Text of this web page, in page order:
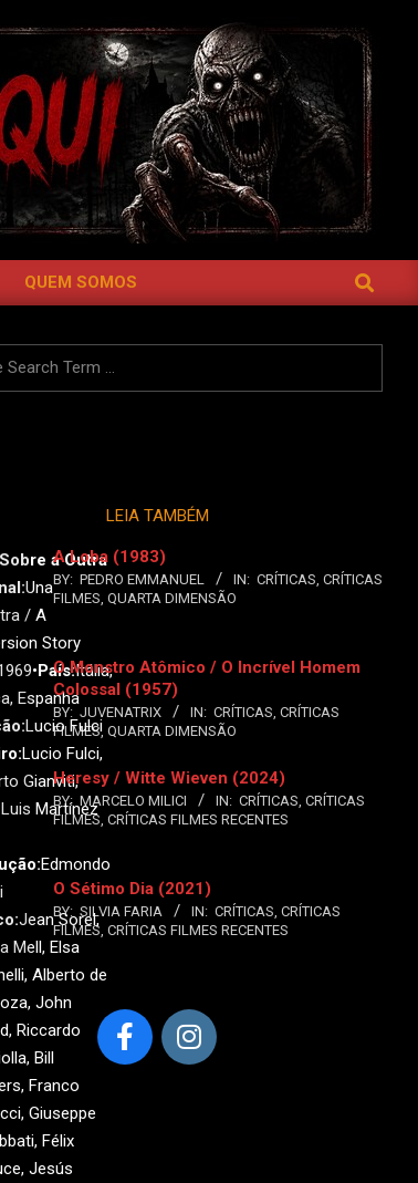
QUEM SOMOS SEARCH
a Outra
Una
/ A
Story
País:Itália,
Espanha
Lucio Fulci
Lucio Fulci,
Gianviti,
Martínez
Edmondo
Jean Sorel,
Mell, Elsa
Alberto de
John
Riccardo
Bill
Franco
Giuseppe
Félix
Jesús
LEIA TAMBÉM
A Loba (1983)
BY: PEDRO EMMANUEL IN: CRÍTICAS, CRÍTICAS
FILMES, QUARTA DIMENSÃO
O Monstro Atômico / O Incrível Homem
Colossal (1957)
BY: JUVENATRIX IN: CRÍTICAS, CRÍTICAS
FILMES, QUARTA DIMENSÃO
Heresy / Witte Wieven (2024)
BY: MARCELO MILICI IN: CRÍTICAS, CRÍTICAS
FILMES, CRÍTICAS FILMES RECENTES
O Sétimo Dia (2021)
BY: SILVIA FARIA IN: CRÍTICAS, CRÍTICAS
FILMES, CRÍTICAS FILMES RECENTES